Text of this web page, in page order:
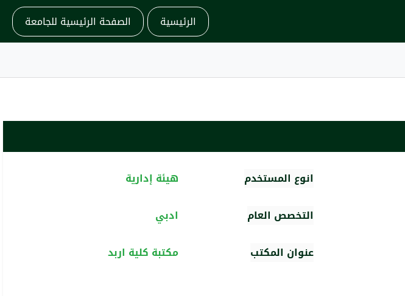
الرئيسية الصفحة الرئيسية للجامعة
انوع المستخدم
هيئة إدارية
التخصص العام
ادبي
عنوان المكتب
مكتبة كلية اربد